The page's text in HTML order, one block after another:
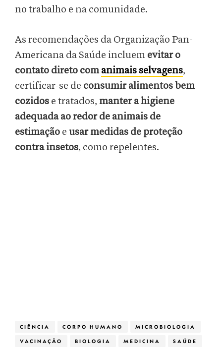
no trabalho e na comunidade.
As recomendações da Organização Pan-
Americana da Saúde incluem evitar o
contato direto comanimais selvagens,
certificar-se de consumir alimentos bem
cozidos e tratados, manter a higiene
adequada ao redor de animais de
estimação e usar medidas de proteção
contra insetos, como repelentes.
CIÊNCIA CORPO HUMANO MICROBIOLOGIA
VACINAÇÃO BIOLOGIA MEDICINA SAÚDE